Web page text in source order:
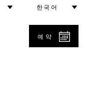
한국어
예약